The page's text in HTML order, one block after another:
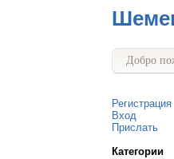
Добро
Регистрация
Вход
Прислать
Категории